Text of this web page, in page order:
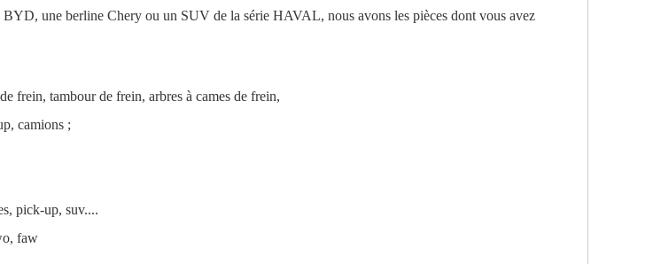
une berline Chery ou un SUV de la série HAVAL, nous avons les pièces dont vous avez
frein, tambour de frein, arbres à cames de frein,
camions ;
pick-up, suv....
faw